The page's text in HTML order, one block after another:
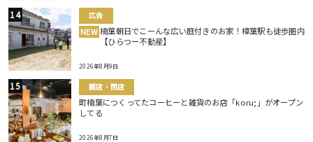
広告
NEW 楠葉朝日でこーんな広い庭付きのお家！樟葉駅も徒歩圏内
【ひらつー不動産】
2026年8月9日
開店・閉店
町楠葉につくってたコーヒーと雑貨のお店「koru;」がオープン
してる
2026年8月7日